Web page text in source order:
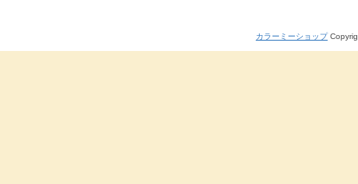
カラーミーショップ